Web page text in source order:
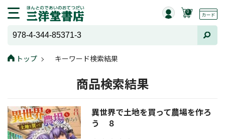
0
トップ キーワード検索結果
商品検索結果
異世界で土地を買って農場を作ろ
う ８